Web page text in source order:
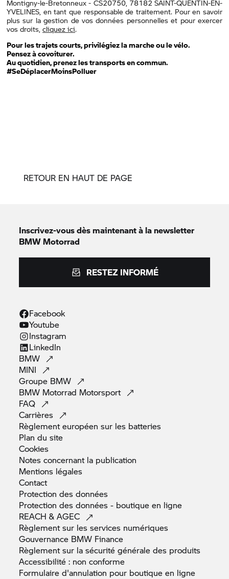
RETOUR EN HAUT DE PAGE
Inscrivez-vous dès maintenant à la newsletter
BMW Motorrad
RESTEZ INFORMÉ
Facebook
Youtube
Instagram
LinkedIn
BMW
MINI
Groupe BMW
BMW Motorrad Motorsport
FAQ
Carrières
Règlement européen sur les batteries
Plan dusite
Cookies
Notes concernant la publication
Mentions légales
Contact
Protection desdonnées
Protection des données - boutique en ligne
REACH &AGEC
Règlement sur les services numériques
Gouvernance BMW Finance
Règlement sur la sécurité générale des produits
Accessibilité : nonconforme
Formulaire d'annulation pour boutique en ligne